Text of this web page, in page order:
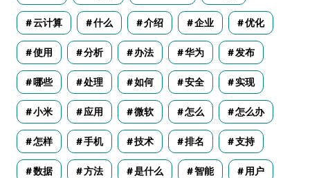
云计算 什么 介绍 企业 优化
使用 分析 办法 华为 发布
哪些 处理 如何 安全 实现
小米 应用 微软 怎么 怎么办
怎样 手机 技术 排名 支持
数据 方法 是什么 智能 用户